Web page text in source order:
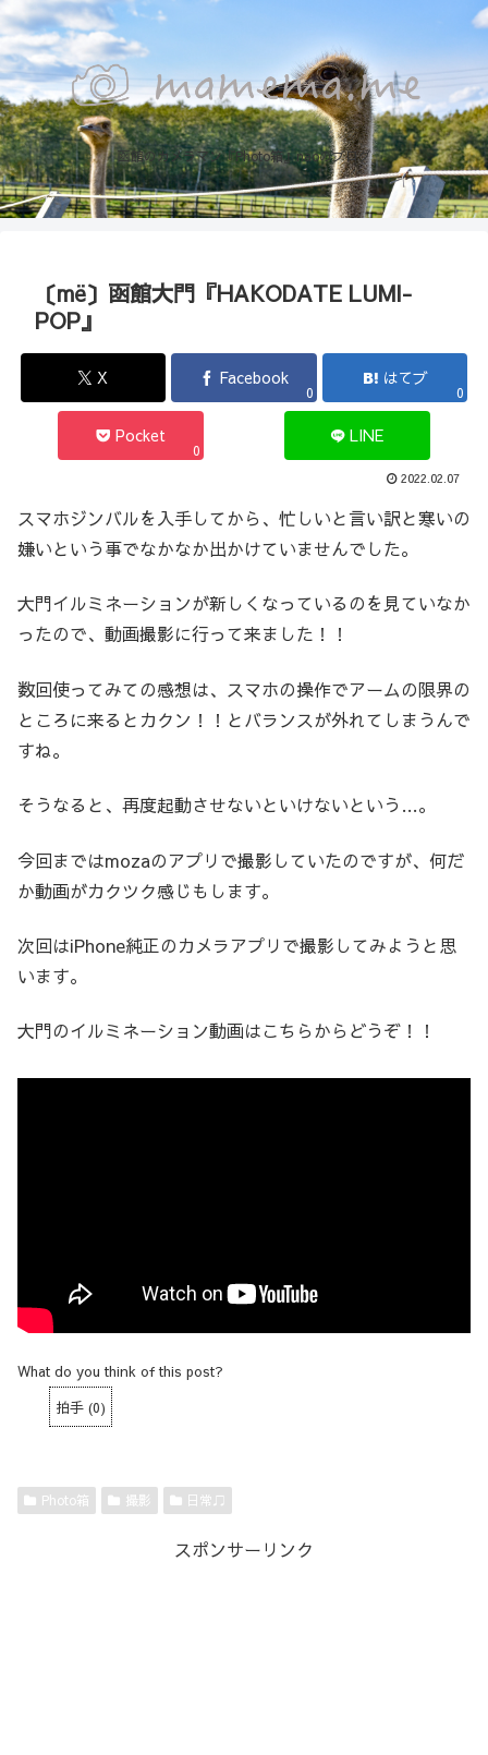
函館のカメラマン『Photo箱』naoのブログ
〔më〕函館大門『HAKODATE LUMI-
POP』
X Facebook
0
はてブ
0
Pocket
0
LINE
2022.02.07
スマホジンバルを入手してから、忙しいと言い訳と寒いの
嫌いという事でなかなか出かけていませんでした。
大門イルミネーションが新しくなっているのを見ていなか
ったので、動画撮影に行って来ました！！
数回使ってみての感想は、スマホの操作でアームの限界の
ところに来るとカクン！！とバランスが外れてしまうんで
すね。
そうなると、再度起動させないといけないという…。
今回まではmozaのアプリで撮影していたのですが、何だ
か動画がカクツク感じもします。
次回はiPhone純正のカメラアプリで撮影してみようと思
います。
大門のイルミネーション動画はこちらからどうぞ！！
What do you think of this post?
拍手 (0)
Photo箱 撮影 日常♫
スポンサーリンク